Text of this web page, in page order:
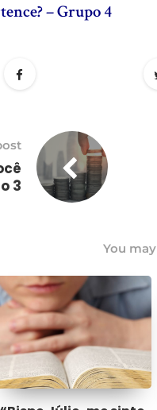
– Grupo 4
3
You